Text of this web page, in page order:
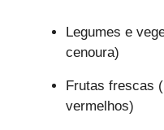
Legumes e
cenoura)
Frutas frescas
vermelhos)